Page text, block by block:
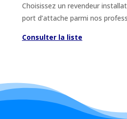
Choisissez un revendeur
port d’attache parmi nos
Consulter la liste